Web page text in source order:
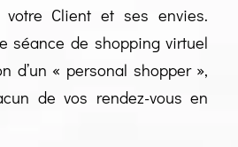
Client et ses envies.
séance de shopping virtuel
d’un « personal shopper »,
de vos rendez-vous en